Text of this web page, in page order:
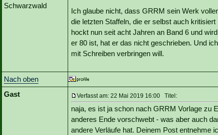
Schwarzwald
Ich glaube nicht, dass GRRM sein Werk
die letzten Staffeln, die er selbst auch
hockt nun seit acht Jahren an Band 6 und
er 80 ist, hat er das nicht geschrieben. Und
mit Schreiben verbringen will.
Nach oben
Gast
Verfasst am: 22 Mai 2019 16:00 Titel:
naja, es ist ja schon nach GRRM Vorlage zu
anderes Ende vorschwebt - was aber auch
andere Verläufe hat. Deinem Post entnehme